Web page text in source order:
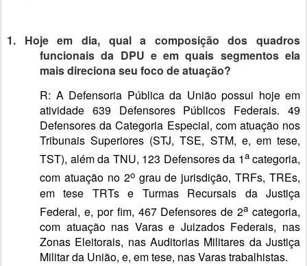
1. Hoje em dia, qual a composição dos quadros
funcionais da DPU e em quais segmentos ela
mais direciona seu foco de atuação?
R: A Defensoria Pública da União possui hoje em
atividade 639 Defensores Públicos Federais. 49
Defensores da Categoria Especial, com atuação nos
Tribunais Superiores (STJ, TSE, STM, e, em tese,
TST), além da TNU, 123 Defensores da 1acategoria,
com atuação no 2ograu de jurisdição, TRFs, TREs,
em tese TRTs e Turmas Recursais da Justiça
Federal, e, por fim, 467 Defensores de 2acategoria,
com atuação nas Varas e Juizados Federais, nas
Zonas Eleitorais, nas Auditorias Militares da Justiça
Militar da União, e, em tese, nas Varas trabalhistas.